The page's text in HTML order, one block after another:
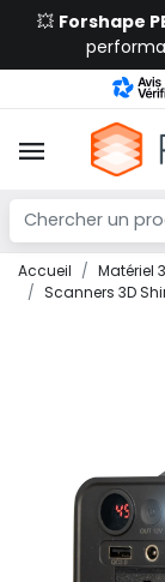
💥 Forshape
Accueil Matériel
Scanners 3D